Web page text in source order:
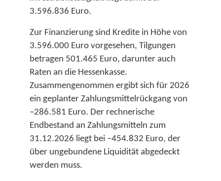
3.596.836 Euro.​
Zur Finanzierung sind Kredite in Höhe von
3.596.000 Euro vorgesehen, Tilgungen
betragen 501.465 Euro, darunter auch
Raten an die Hessenkasse.
Zusammengenommen ergibt sich für 2026
ein geplanter Zahlungsmittelrückgang von
–286.581 Euro. Der rechnerische
Endbestand an Zahlungsmitteln zum
31.12.2026 liegt bei –454.832 Euro, der
über ungebundene Liquidität abgedeckt
werden muss.​